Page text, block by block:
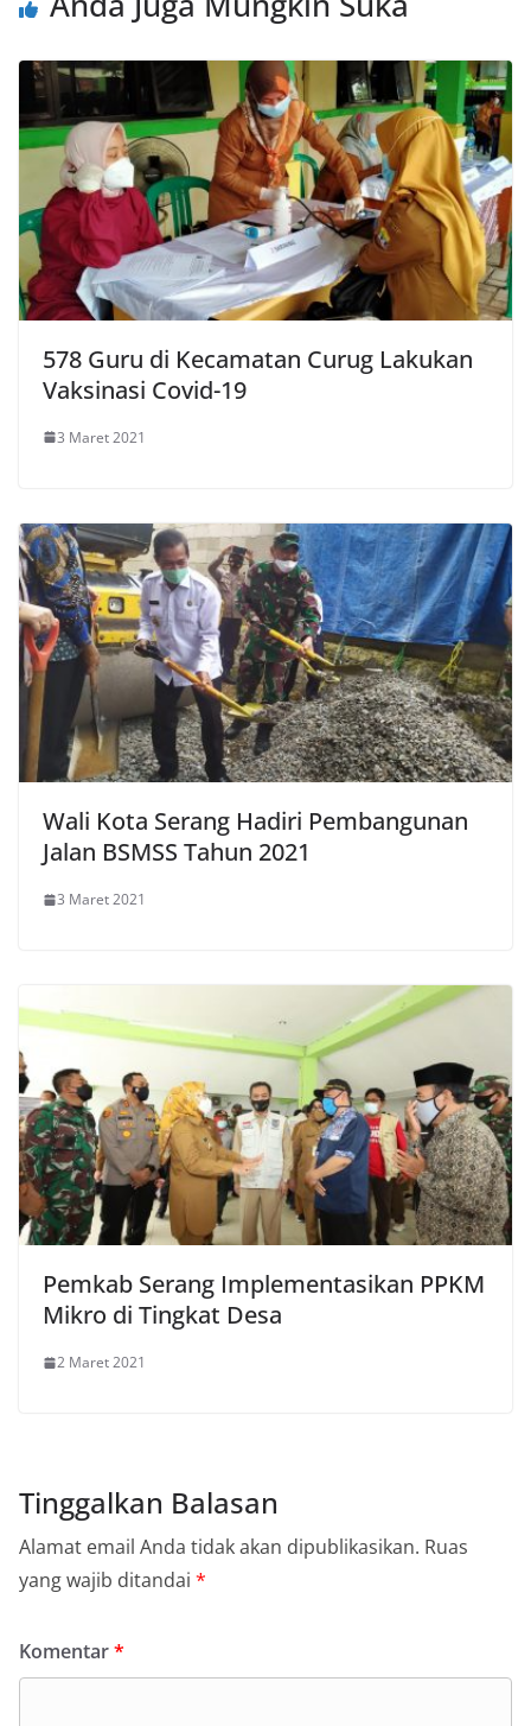
578 Guru di Kecamatan Curug Lakukan
Vaksinasi Covid-19
3 Maret 2021
Wali Kota Serang Hadiri Pembangunan
Jalan BSMSS Tahun 2021
3 Maret 2021
Pemkab Serang Implementasikan PPKM
Mikro di Tingkat Desa
2 Maret 2021
Tinggalkan Balasan
Alamat email Anda tidak akan dipublikasikan. Ruas
yang wajib ditandai *
Komentar*